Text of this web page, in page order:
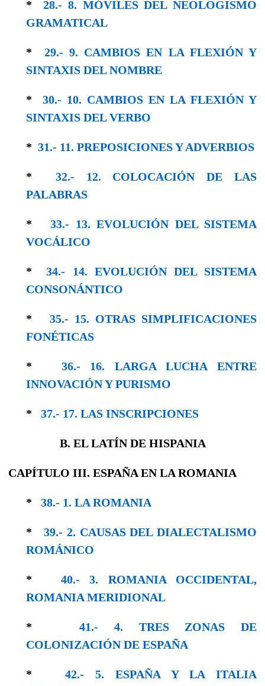
*28.- 8. MÓVILES DEL NEOLOGISMO
GRAMA­TICAL
* 29.- 9. CAMBIOS EN LA FLEXIÓN Y
SINTAXIS DEL NOMBRE
* 30.- 10. CAMBIOS EN LA FLEXIÓN Y
SIN­TAXIS DEL VERBO
* 31.- 11. PREPOSICIONES Y ADVERBIOS
* 32.- 12. COLOCACIÓN DE LAS
PALABRAS
*33.- 13. EVOLUCIÓN DEL SISTEMA
VOCÁLICO
*34.- 14. EVOLUCIÓN DEL SISTEMA
CONSO­NÁNTICO
* 35.- 15. OTRAS SIMPLIFICACIONES
FONÉTICAS
* 36.- 16. LARGA LUCHA ENTRE
INNOVACIÓN Y PURISMO
* 37.- 17. LAS INSCRIPCIONES
B. EL LATÍN DE HISPANIA
CAPÍTULO III. ESPAÑA EN LA ROMANIA
* 38.- 1. LA ROMANIA
*39.- 2. CAUSAS DEL DIALECTALISMO
RO­MÁNICO
* 40.- 3. ROMANIA OCCIDENTAL,
ROMANIA MERIDIONAL
*41.- 4. TRES ZONAS DE
COLONIZACIÓN DE ESPAÑA
*42.- 5. ESPAÑA Y LA ITALIA